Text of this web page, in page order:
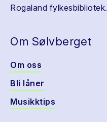
Rogaland fylkesbibliotek.
Om Sølvberget
Om oss
Bli låner
Musikktips